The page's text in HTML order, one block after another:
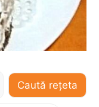
Caută rețeta